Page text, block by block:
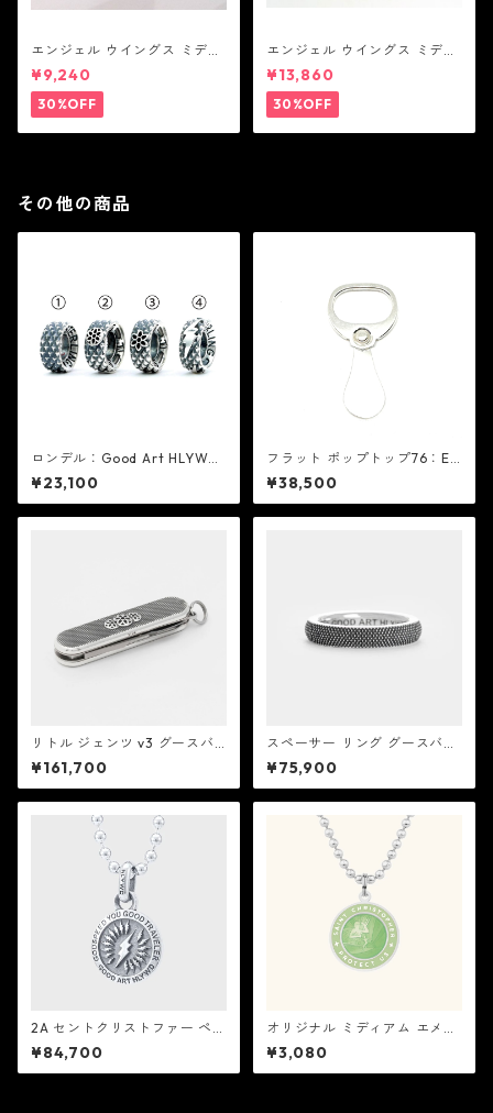
エンジェル ウイングス ミディ
アム ペンダント ブラック コー
ティング（サテンコード付
属）
¥9,240
30%OFF
エンジェル ウイングス ミディ
アム ペンダント ブラック
¥13,860
30%OFF
その他の商品
ロンデル：Good Art HLYWD
グッド アート ハリウッド
¥23,100
フラット ポップトップ76：ED
F イーディーエフ
¥38,500
リトル ジェンツ v3 グースバ
ンプス ：Good Art HLYWD
グッド アート ハリウッド
¥161,700
スペーサー リング グースバン
プス：Good Art HLYWD グッ
ド アート ハリウッド
¥75,900
2A セントクリストファー ペン
ダント シャザム：Good Art H
LYWD グッド アート ハリウッ
ド
¥84,700
オリジナル ミディアム エメラ
ルド / カクタス セントクリス
トファー ネックレス：GET BA
CK NECKLACES ゲット バック
¥3,080